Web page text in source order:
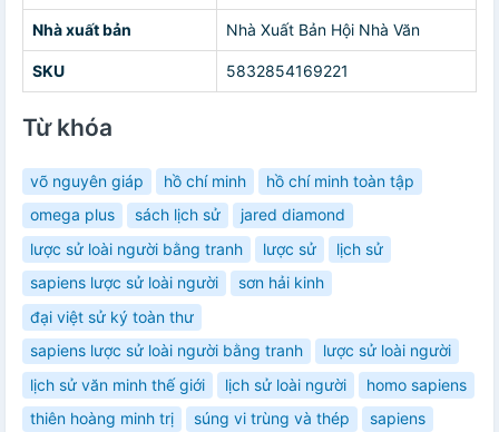
Nhà xuất bản Nhà Xuất Bản Hội Nhà Văn
SKU 5832854169221
Từ khóa
võ nguyên giáp hồ chí minh
hồ chí minh toàn tập
omega plus
sách lịch sử
jared diamond
lược sử loài người bằng tranh
lược sử
lịch sử
sapiens lược sử loài người
sơn hải kinh
đại việt sử ký toàn thư
sapiens lược sử loài người bằng tranh
lược sử loài người
lịch sử văn minh thế giới
lịch sử loài người
homo sapiens
thiên hoàng minh trị
súng vi trùng và thép
sapiens